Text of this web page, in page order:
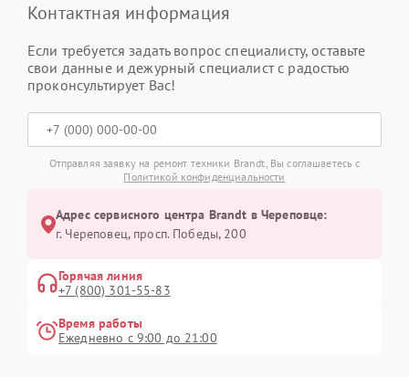
Контактная информация
Если требуется задать вопрос специалисту, оставьте
свои данные и дежурный специалист с радостью
проконсультирует Вас!
Отправляя заявку на ремонт техники Brandt, Вы соглашаетесь с
Политикой конфиденциальности
Адрес сервисного центра Brandt в Череповце:
г. Череповец, просп. Победы, 200
Горячая линия
+7 (800) 301-55-83
Время работы
Ежедневно с 9:00 до 21:00